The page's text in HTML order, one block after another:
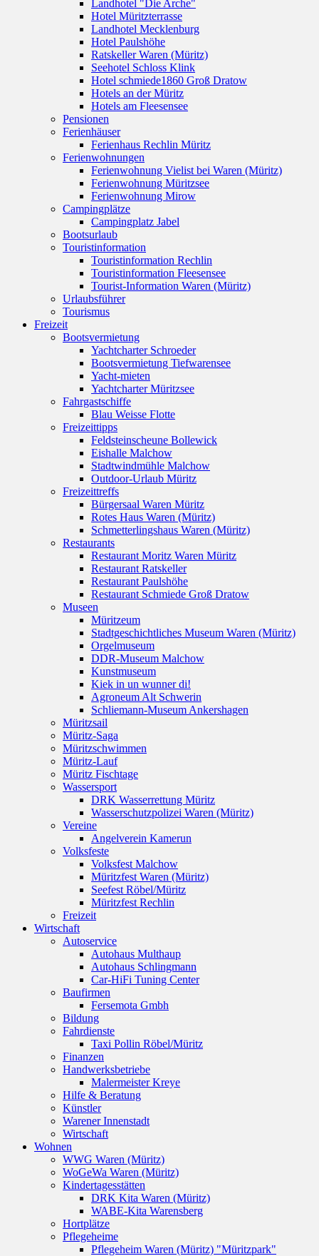
Landhotel "Die Arche"
Hotel Müritzterrasse
Landhotel Mecklenburg
Hotel Paulshöhe
Ratskeller Waren (Müritz)
Seehotel Schloss Klink
Hotel schmiede1860 Groß Dratow
Hotels an der Müritz
Hotels am Fleesensee
Pensionen
Ferienhäuser
Ferienhaus Rechlin Müritz
Ferienwohnungen
Ferienwohnung Vielist bei Waren (Müritz)
Ferienwohnung Müritzsee
Ferienwohnung Mirow
Campingplätze
Campingplatz Jabel
Bootsurlaub
Touristinformation
Touristinformation Rechlin
Touristinformation Fleesensee
Tourist-Information Waren (Müritz)
Urlaubsführer
Tourismus
Freizeit
Bootsvermietung
Yachtcharter Schroeder
Bootsvermietung Tiefwarensee
Yacht-mieten
Yachtcharter Müritzsee
Fahrgastschiffe
Blau Weisse Flotte
Freizeittipps
Feldsteinscheune Bollewick
Eishalle Malchow
Stadtwindmühle Malchow
Outdoor-Urlaub Müritz
Freizeittreffs
Bürgersaal Waren Müritz
Rotes Haus Waren (Müritz)
Schmetterlingshaus Waren (Müritz)
Restaurants
Restaurant Moritz Waren Müritz
Restaurant Ratskeller
Restaurant Paulshöhe
Restaurant Schmiede Groß Dratow
Museen
Müritzeum
Stadtgeschichtliches Museum Waren (Müritz)
Orgelmuseum
DDR-Museum Malchow
Kunstmuseum
Kiek in un wunner di!
Agroneum Alt Schwerin
Schliemann-Museum Ankershagen
Müritzsail
Müritz-Saga
Müritzschwimmen
Müritz-Lauf
Müritz Fischtage
Wassersport
DRK Wasserrettung Müritz
Wasserschutzpolizei Waren (Müritz)
Vereine
Angelverein Kamerun
Volksfeste
Volksfest Malchow
Müritzfest Waren (Müritz)
Seefest Röbel/Müritz
Müritzfest Rechlin
Freizeit
Wirtschaft
Autoservice
Autohaus Multhaup
Autohaus Schlingmann
Car-HiFi Tuning Center
Baufirmen
Fersemota Gmbh
Bildung
Fahrdienste
Taxi Pollin Röbel/Müritz
Finanzen
Handwerksbetriebe
Malermeister Kreye
Hilfe & Beratung
Künstler
Warener Innenstadt
Wirtschaft
Wohnen
WWG Waren (Müritz)
WoGeWa Waren (Müritz)
Kindertagesstätten
DRK Kita Waren (Müritz)
WABE-Kita Warensberg
Hortplätze
Pflegeheime
Pflegeheim Waren (Müritz) "Müritzpark"